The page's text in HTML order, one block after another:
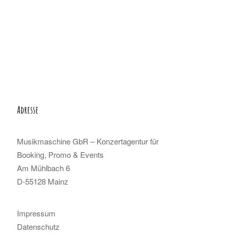
Adresse
Musikmaschine GbR – Konzertagentur für
Booking, Promo & Events
Am Mühlbach 6
D-55128 Mainz
Impressum
Datenschutz